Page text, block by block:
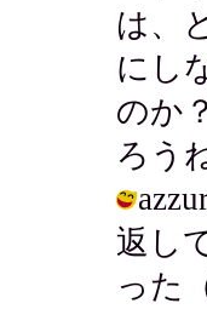
は、
にし
のか
ろう
返し
った